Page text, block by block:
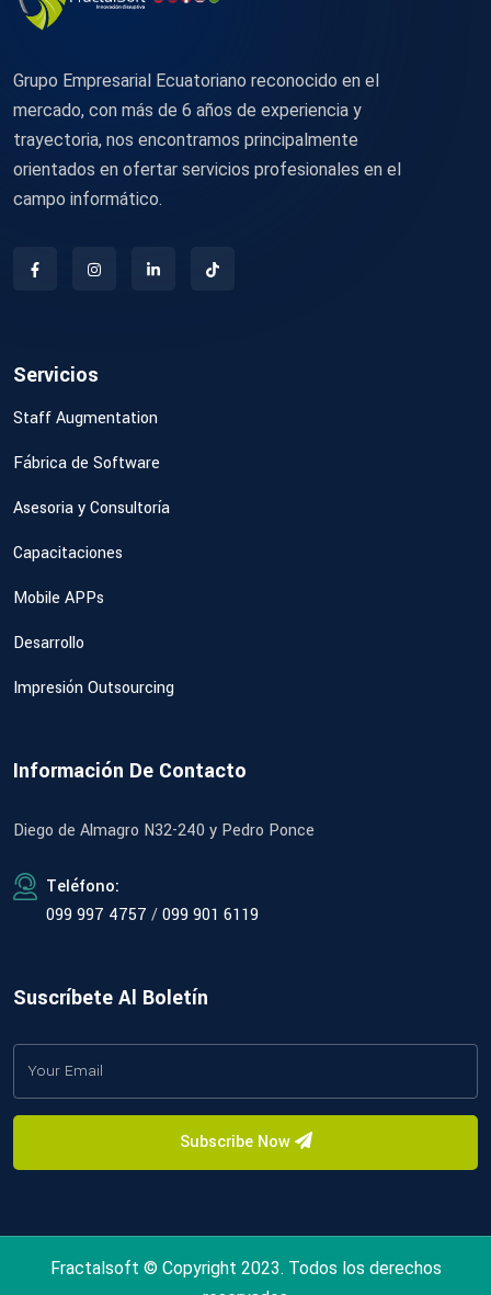
Grupo Empresarial Ecuatoriano reconocido en el
mercado, con más de 6 años de experiencia y
trayectoria, nos encontramos principalmente
orientados en ofertar servicios profesionales en el
campo informático.
Servicios
Staff Augmentation
Fábrica de Software
Asesoria y Consultoría
Capacitaciones
Mobile APPs
Desarrollo
Impresión Outsourcing
Información De Contacto
Diego de Almagro N32-240 y Pedro Ponce
Teléfono:
099 997 4757 /099 901 6119
Suscríbete Al Boletín
Subscribe Now
Fractalsoft © Copyright 2023. Todos los derechos